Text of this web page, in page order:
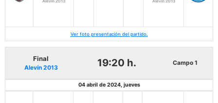
Alevín 2013 Alevín 2013
Ver foto presentación del partido.
Final
Alevín 2013 19:20 h. Campo 1
04 abril de 2024, jueves